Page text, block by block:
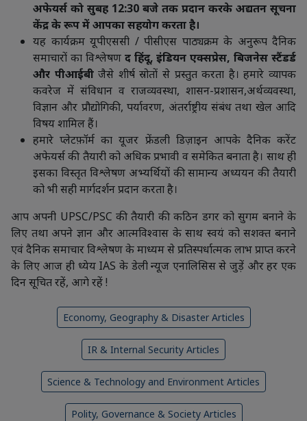
अफेयर्स को सुबह 12:30 बजे तक प्रदान करके अद्यतन सूचना
केंद्र के रूप में आपका सहयोग करता है।
यह कार्यक्रम यूपीएससी / पीसीएस पाठ्यक्रम के अनुरूप दैनिक
समाचारों का विश्लेषण द हिंदू, इंडियन एक्सप्रेस, बिजनेस स्टैंडर्ड
और पीआईबीजैसे शीर्ष स्रोतों से प्रस्तुत करता है। हमारे व्यापक
कवरेज में संविधान व राजव्यवस्था, शासन-प्रशासन,अर्थव्यवस्था,
विज्ञान और प्रौद्योगिकी, पर्यावरण, अंतर्राष्ट्रीय संबंध तथा खेल आदि
विषय शामिल हैं।
हमारे प्लेटफ़ॉर्म का यूजर फ्रेंडली डिज़ाइन आपके दैनिक करेंट
अफेयर्स की तैयारी को अधिक प्रभावी व समेकित बनाता है। साथ ही
इसका विस्तृत विश्लेषण अभ्यर्थियों की सामान्य अध्ययन की तैयारी
को भी सही मार्गदर्शन प्रदान करता है।
आप अपनी UPSC/PSC की तैयारी की कठिन डगर को सुगम बनाने के
लिए तथा अपने ज्ञान और आत्मविश्वास के साथ स्वयं को सशक्त बनाने
एवं दैनिक समाचार विश्लेषण के माध्यम से प्रतिस्पर्धात्मक लाभ प्राप्त करने
के लिए आज ही ध्येय IAS के डेली न्यूज एनालिसिस से जुड़ें और हर एक
दिन सूचित रहें, आगे रहें !
Economy, Geography & Disaster Articles
IR & Internal Security Articles
Science & Technology and Environment Articles
Polity, Governance & Society Articles